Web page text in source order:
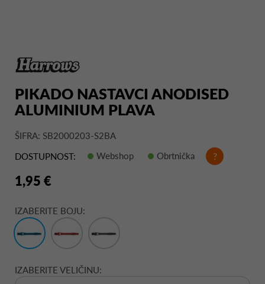
PIKADO NASTAVCI ANODISED
ALUMINIUM PLAVA
ŠIFRA: SB2000203-S2BA
DOSTUPNOST:
Webshop Obrtnička ?
1,95 €
IZABERITE BOJU:
IZABERITE VELIČINU: